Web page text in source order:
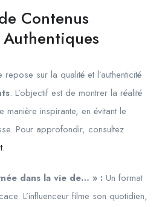
Contenus
sur la qualité et l’authenticité
. L’objectif est de montrer la réalité
manière inspirante, en évitant le
Pour approfondir, consultez
.
dans la vie de… » : Un format
L’influenceur filme son quotidien,